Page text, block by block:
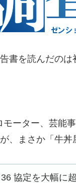
書を読んだのは
ーター、芸能
、まさか「牛
協定を大幅に